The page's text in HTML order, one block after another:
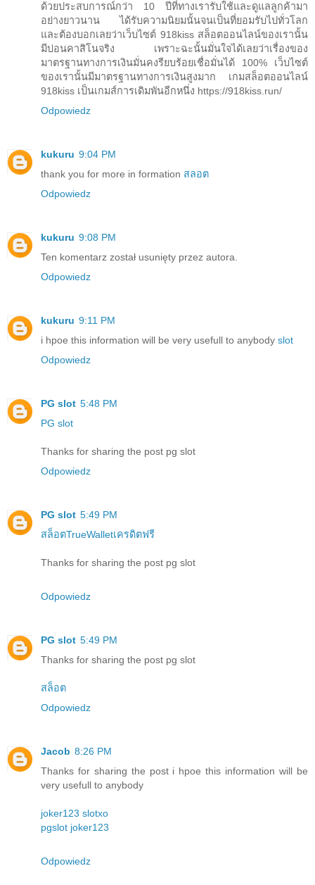
ด้วยประสบการณ์กว่า 10 ปีที่ทางเรารับใช้และดูแลลูกค้ามา
อย่างยาวนาน ได้รับความนิยมนั้นจนเป็นที่ยอมรับไปทั่วโลก
และต้องบอกเลยว่าเว็บไซต์ 918kiss สล็อตออนไลน์ของเรานั้น
มีบ่อนคาสิโนจริง เพราะฉะนั้นมั่นใจได้เลยว่าเรื่องของ
มาตรฐานทางการเงินมั่นคงรียบร้อยเชื่อมั่นได้ 100% เว็บไซต์
ของเรานั้นมีมาตรฐานทางการเงินสูงมาก เกมสล็อตออนไลน์
918kiss เป็นเกมส์การเดิมพันอีกหนึ่ง https://918kiss.run/
Odpowiedz
kukuru 9:04 PM
thank you for more in formation สลอต
Odpowiedz
kukuru 9:08 PM
Ten komentarz został usunięty przez autora.
Odpowiedz
kukuru 9:11 PM
i hpoe this information will be very usefull to anybody slot
Odpowiedz
PG slot 5:48 PM
PG slot
Thanks for sharing the post pg slot
Odpowiedz
PG slot 5:49 PM
สล็อตTrueWalletเครดิตฟรี
Thanks for sharing the post pg slot
Odpowiedz
PG slot 5:49 PM
Thanks for sharing the post pg slot
สล็อต
Odpowiedz
Jacob 8:26 PM
Thanks for sharing the post i hpoe this information will be
very usefull to anybody
joker123 slotxo
pgslot joker123
Odpowiedz